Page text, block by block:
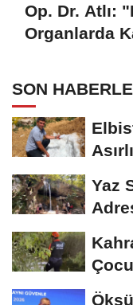
Op. Dr. Atlı:
Organlarda
SON
Yaz